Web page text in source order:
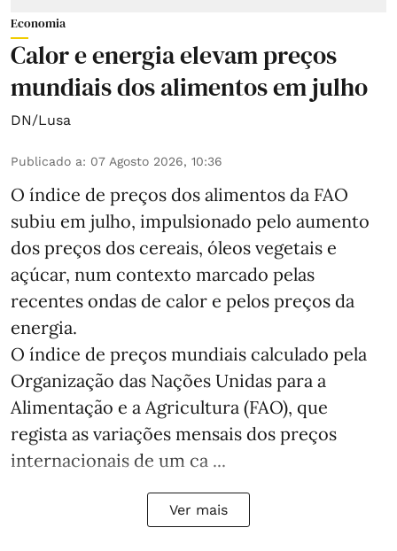
Economia
Calor e energia elevam preços
mundiais dos alimentos em julho
DN/Lusa
Publicado a: 07 Agosto 2026, 10:36
O índice de preços dos alimentos da FAO
subiu em julho, impulsionado pelo aumento
dos preços dos cereais, óleos vegetais e
açúcar, num contexto marcado pelas
recentes ondas de calor e pelos preços da
energia.
O índice de preços mundiais calculado pela
Organização das Nações Unidas para a
Alimentação e a Agricultura (FAO), que
regista as variações mensais dos preços
internacionais de um ca ...
Ver mais